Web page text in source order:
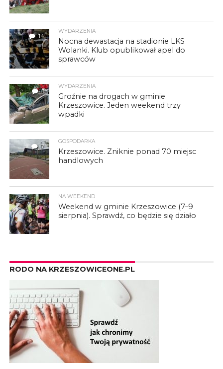
14
WYDARZENIA
Nocna dewastacja na stadionie LKS
Wolanki. Klub opublikował apel do
sprawców
3
WYDARZENIA
Groźnie na drogach w gminie
Krzeszowice. Jeden weekend trzy
wpadki
7
GOSPODARKA
Krzeszowice. Zniknie ponad 70 miejsc
handlowych
NA WEEKEND
Weekend w gminie Krzeszowice (7–9
sierpnia). Sprawdź, co będzie się działo
RODO NA KRZESZOWICEONE.PL